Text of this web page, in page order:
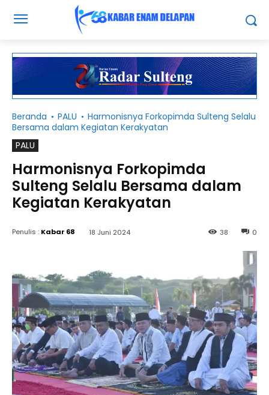
Beranda PALU
Harmonisnya Forkopimda Sulteng Selalu
Bersama dalam Kegiatan Kerakyatan
PALU
Harmonisnya Forkopimda
Sulteng Selalu Bersama dalam
Kegiatan Kerakyatan
Penulis : Kabar 68 18 Juni 2024 0
38